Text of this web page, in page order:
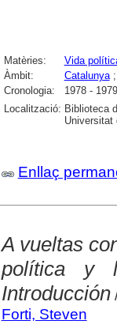
Matèries: Vida
Àmbit:
Catalunya;
Cronologia:
1978 - 1979
Localització: Biblioteca
Universitat
Enllaç
A vueltas
política y
Introducción
Forti, Steven